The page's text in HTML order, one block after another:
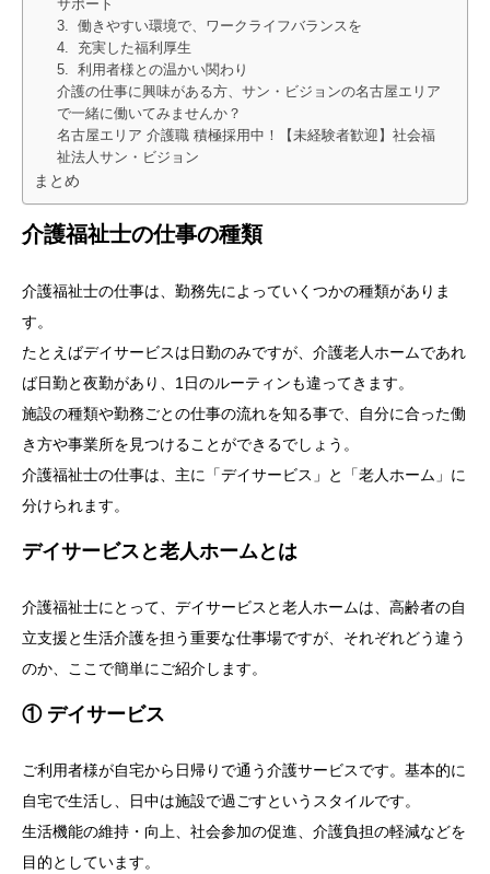
サポート
3. 働きやすい環境で、ワークライフバランスを
4. 充実した福利厚生
5. 利用者様との温かい関わり
介護の仕事に興味がある方、サン・ビジョンの名古屋エリア
で一緒に働いてみませんか？
名古屋エリア 介護職 積極採用中！【未経験者歓迎】社会福
祉法人サン・ビジョン
まとめ
介護福祉士の仕事の種類
介護福祉士の仕事は、勤務先によっていくつかの種類がありま
す。
たとえばデイサービスは日勤のみですが、介護老人ホームであれ
ば日勤と夜勤があり、1日のルーティンも違ってきます。
施設の種類や勤務ごとの仕事の流れを知る事で、自分に合った働
き方や事業所を見つけることができるでしょう。
介護福祉士の仕事は、主に「デイサービス」と「老人ホーム」に
分けられます。
デイサービスと老人ホームとは
介護福祉士にとって、デイサービスと老人ホームは、高齢者の自
立支援と生活介護を担う重要な仕事場ですが、それぞれどう違う
のか、ここで簡単にご紹介します。
① デイサービス
ご利用者様が自宅から日帰りで通う介護サービスです。基本的に
自宅で生活し、日中は施設で過ごすというスタイルです。
生活機能の維持・向上、社会参加の促進、介護負担の軽減などを
目的としています。